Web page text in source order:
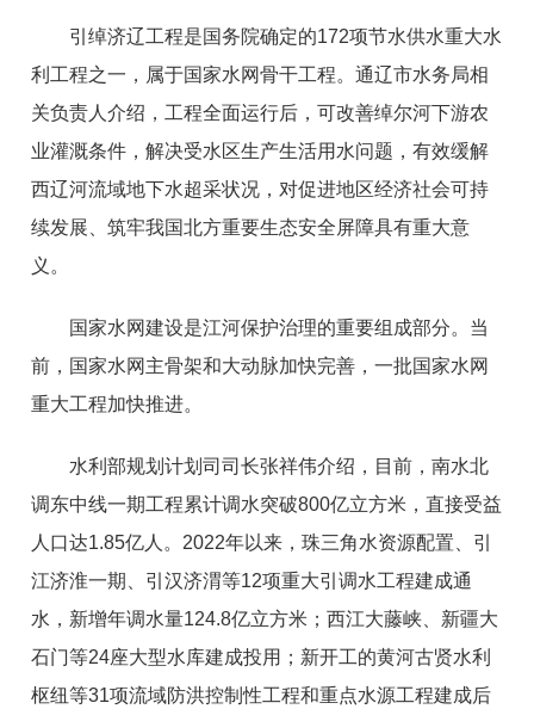
引绰济辽工程是国务院确定的172项节水供水重大水
利工程之一，属于国家水网骨干工程。通辽市水务局相
关负责人介绍，工程全面运行后，可改善绰尔河下游农
业灌溉条件，解决受水区生产生活用水问题，有效缓解
西辽河流域地下水超采状况，对促进地区经济社会可持
续发展、筑牢我国北方重要生态安全屏障具有重大意
义。
国家水网建设是江河保护治理的重要组成部分。当
前，国家水网主骨架和大动脉加快完善，一批国家水网
重大工程加快推进。
水利部规划计划司司长张祥伟介绍，目前，南水北
调东中线一期工程累计调水突破800亿立方米，直接受益
人口达1.85亿人。2022年以来，珠三角水资源配置、引
江济淮一期、引汉济渭等12项重大引调水工程建成通
水，新增年调水量124.8亿立方米；西江大藤峡、新疆大
石门等24座大型水库建成投用；新开工的黄河古贤水利
枢纽等31项流域防洪控制性工程和重点水源工程建成后